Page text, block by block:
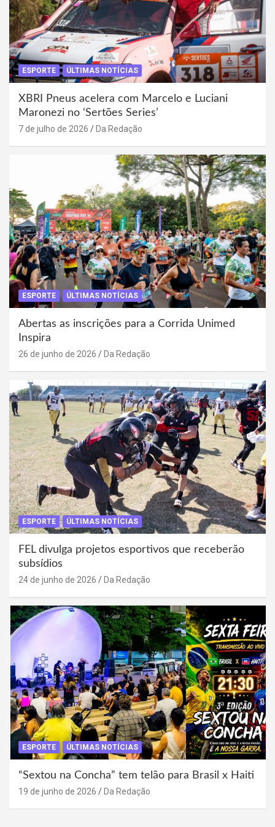
ESPORTE ÚLTIMAS NOTÍCIAS
XBRI Pneus acelera com Marcelo e Luciani
Maronezi no ‘Sertões Series’
7 de julho de 2026 Da Redação
ESPORTE ÚLTIMAS NOTÍCIAS
Abertas as inscrições para a Corrida Unimed
Inspira
26 de junho de 2026 Da Redação
ESPORTE ÚLTIMAS NOTÍCIAS
FEL divulga projetos esportivos que receberão
subsídios
24 de junho de 2026 Da Redação
ESPORTE ÚLTIMAS NOTÍCIAS
“Sextou na Concha” tem telão para Brasil x Haiti
19 de junho de 2026 Da Redação